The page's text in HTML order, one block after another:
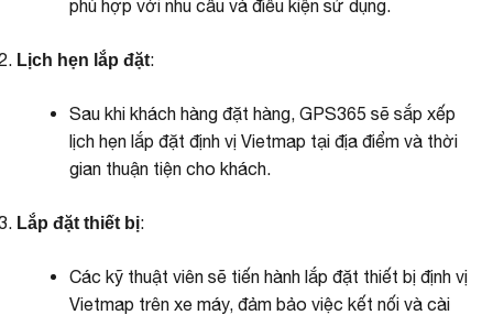
phù hợp với nhu cầu và điều kiện sử dụng.
Lịch hẹn lắp đặt:
Sau khi khách hàng đặt hàng, GPS365 sẽ sắp xếp
lịch hẹn lắp đặt định vị Vietmap tại địa điểm và thời
gian thuận tiện cho khách.
Lắp đặt thiết bị:
Các kỹ thuật viên sẽ tiến hành lắp đặt thiết bị định vị
Vietmap trên xe máy, đảm bảo việc kết nối và cài